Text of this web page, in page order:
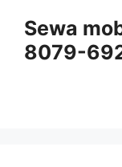
content
Sewa
8079-